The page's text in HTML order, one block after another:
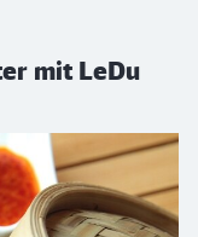
mit LeDu